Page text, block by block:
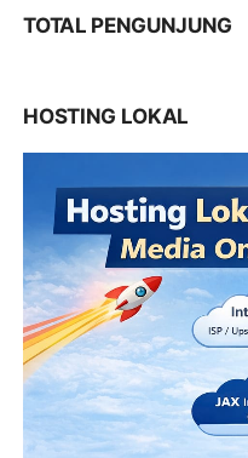
TOTAL PENGUNJUNG
HOSTING LOKAL